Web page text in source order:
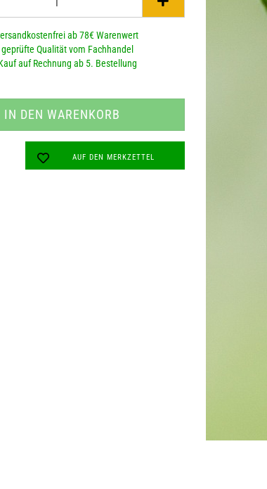
ab 78€ Warenwert
geprüfte Qualität vom Fachhandel
auf Rechnung ab 5. Bestellung
AUF DEN MERKZETTEL